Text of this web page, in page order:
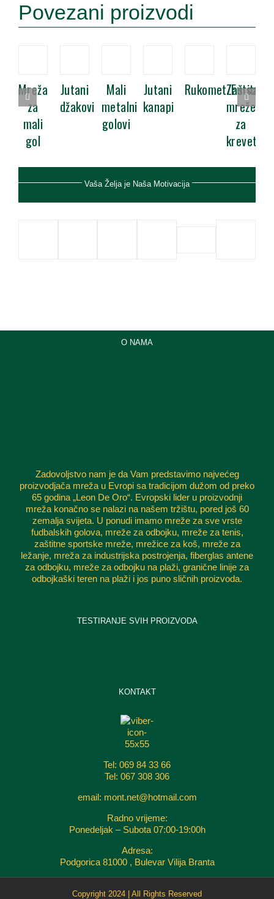
Povezani proizvodi
Mreža
za
mali
gol
Jutani
džakovi
Mali
metalni
golovi
Jutani
kanapi
Rukomet/Futsal
Zaštitne
mreže
za
krevet
Vaša Želja je Naša Motivacija
O NAMA
Zadovoljstvo nam je da Vam predstavimo najvećeg
proizvodjača mreža u Evropi sa tradicijom dužom od preko
65 godina „Leon De Oro“. Evropski lider u proizvodnji
mreža konačno se nalazi na našem tržištu, pored još 60
zemalja svijeta. U ponudi imamo mreže za sve vrste
fudbalskih golova, mreže za odbojku, mreže za tenis,
zaštitne sportske mreže, mrežice za koš, mreže za
ležanje, mreža za industrijska postrojenja, fiberglas antene
za odbojku, mreže za odbojku na plaži, granične linije za
odbojkaški teren na plaži i jos puno sličnih proizvoda.
TESTIRANJE SVIH PROIZVODA
KONTAKT
Tel: 069 84 33 66
Tel: 067 308 306
email: mont.net@hotmail.com
Radno vrijeme:
Ponedeljak – Subota 07:00-19:00h
Adresa:
Podgorica 81000 , Bulevar Vilija Branta
Copyright 2024 | All Rights Reserved